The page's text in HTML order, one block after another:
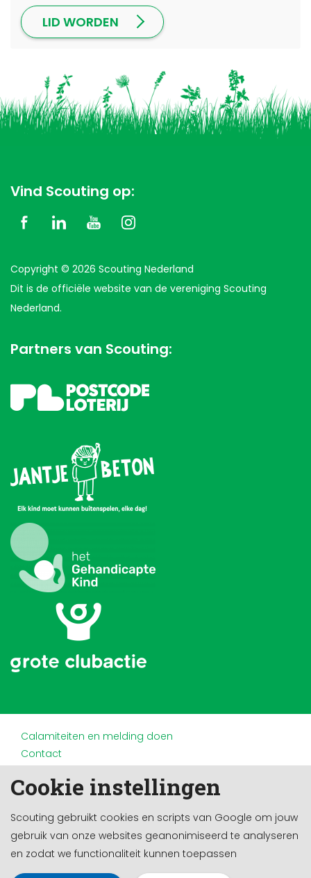
Cookie instellingen
Scouting gebruikt cookies en scripts van Google om jouw
gebruik van onze websites geanonimiseerd te analyseren
en zodat we functionaliteit kunnen toepassen
LID WORDEN
Vind Scouting op:
Copyright © 2026 Scouting Nederland
Dit is de officiële website van de vereniging Scouting
Nederland.
Partners van Scouting:
Calamiteiten en melding doen
Contact
Doneren en nalaten
Privacy
Werken bij
Cookie-instellingen
Ontwikkeld door a&m impact